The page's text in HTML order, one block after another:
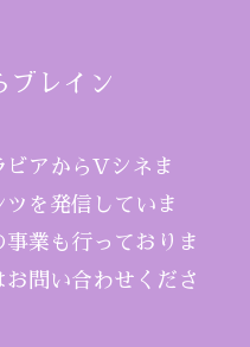
ブレイン
ビアからVシネま
を発信していま
業も行っておりま
問い合わせくださ